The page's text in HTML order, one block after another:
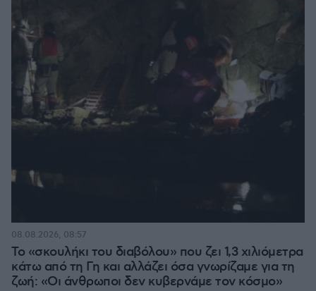
Το «σκουλήκι του διαβόλου» που ζει 1,3 χιλιόμετρα
κάτω από τη Γη και αλλάζει όσα γνωρίζαμε για τη
ζωή: «Οι άνθρωποι δεν κυβερνάμε τον κόσμο»
08.08.2026, 08:57